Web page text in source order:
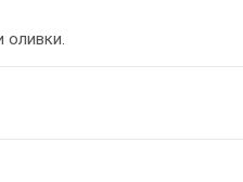
оливки.